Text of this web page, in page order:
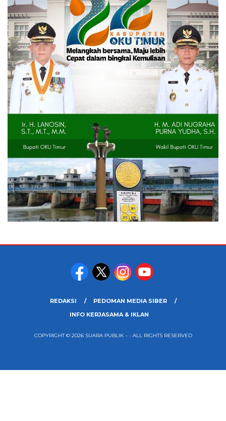
REDAKSI
PEDOMAN MEDIA SIBER
INFO KERJASAMA & IKLAN
COPYRIGHT © 2026 SUARA PUBLIK – - ALL RIGHTS RESERVED